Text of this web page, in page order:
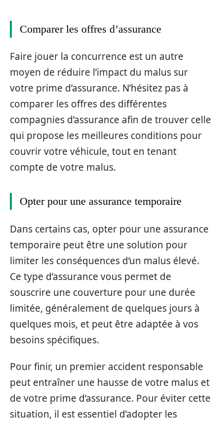
Comparer les offres d’assurance
Faire jouer la concurrence est un autre
moyen de réduire l’impact du malus sur
votre prime d’assurance. N’hésitez pas à
comparer les offres des différentes
compagnies d’assurance afin de trouver celle
qui propose les meilleures conditions pour
couvrir votre véhicule, tout en tenant
compte de votre malus.
Opter pour une assurance temporaire
Dans certains cas, opter pour une assurance
temporaire peut être une solution pour
limiter les conséquences d’un malus élevé.
Ce type d’assurance vous permet de
souscrire une couverture pour une durée
limitée, généralement de quelques jours à
quelques mois, et peut être adaptée à vos
besoins spécifiques.
Pour finir, un premier accident responsable
peut entraîner une hausse de votre malus et
de votre prime d’assurance. Pour éviter cette
situation, il est essentiel d’adopter les